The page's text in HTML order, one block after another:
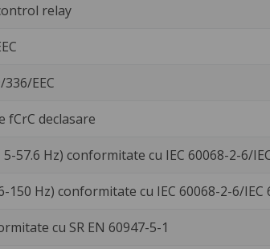
relay
336/EEC
fCrC declasare
5-57.6 Hz) conformitate cu IEC 60068-2-6/
150 Hz) conformitate cu IEC 60068-2-6/IEC
cu SR EN 60947-5-1